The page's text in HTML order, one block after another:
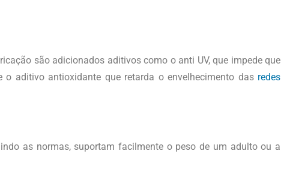
são adicionados aditivos como o anti UV, que impede que
aditivo antioxidante que retarda o envelhecimento das redes
as normas, suportam facilmente o peso de um adulto ou a